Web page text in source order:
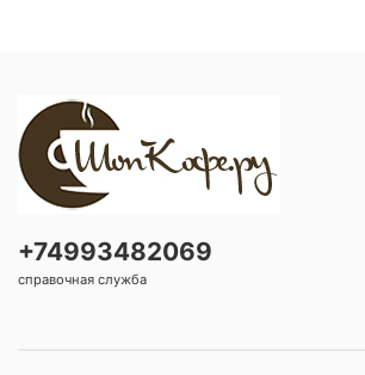
+74993482069
справочная служба